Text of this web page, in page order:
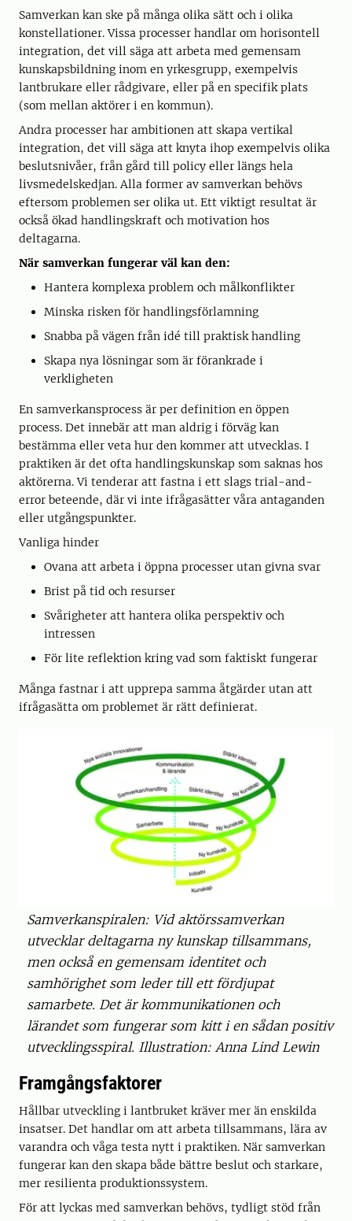
Samverkan kan ske på många olika sätt och i olika
konstellationer. Vissa processer handlar om horisontell
integration, det vill säga att arbeta med gemensam
kunskapsbildning inom en yrkesgrupp, exempelvis
lantbrukare eller rådgivare, eller på en specifik plats
(som mellan aktörer i en kommun).
Andra processer har ambitionen att skapa vertikal
integration, det vill säga att knyta ihop exempelvis olika
beslutsnivåer, från gård till policy eller längs hela
livsmedelskedjan. Alla former av samverkan behövs
eftersom problemen ser olika ut. Ett viktigt resultat är
också ökad handlingskraft och motivation hos
deltagarna.
När samverkan fungerar väl kan den:
Hantera komplexa problem och målkonflikter
Minska risken för handlingsförlamning
Snabba på vägen från idé till praktisk handling
Skapa nya lösningar som är förankrade i
verkligheten
En samverkansprocess är per definition en öppen
process. Det innebär att man aldrig i förväg kan
bestämma eller veta hur den kommer att ut­vecklas. I
praktiken är det ofta handlingskunskap som saknas hos
aktörerna. Vi tenderar att fastna i ett slags trial-and-
error beteende, där vi inte ifrågasätter våra antaganden
eller utgångspunkter.
Vanliga hinder
Ovana att arbeta i öppna processer utan givna svar
Brist på tid och resurser
Svårigheter att hantera olika perspektiv och
intressen
För lite reflektion kring vad som faktiskt fungerar
Många fastnar i att upprepa samma åtgärder utan att
ifrågasätta om problemet är rätt definierat.
Samverkanspiralen: Vid aktörssamverkan
utvecklar deltagarna ny kunskap tillsammans,
men också en gemensam identitet och
samhörighet som leder till ett fördjupat
samarbete. Det är kommunikationen och
lärandet som fungerar som kitt i en sådan positiv
utvecklingsspiral. Illustration: Anna Lind Lewin
Framgångsfaktorer
Hållbar utveckling i lantbruket kräver mer än enskilda
insatser. Det handlar om att arbeta tillsammans, lära av
varandra och våga testa nytt i praktiken. När samverkan
fungerar kan den skapa både bättre beslut och starkare,
mer resilienta produktionssystem.
För att lyckas med samverkan behövs, tydligt stöd från